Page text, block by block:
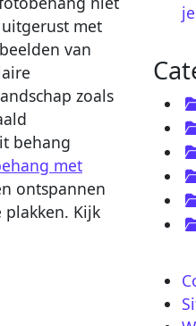
met
van
zoals
behang
met
ontspannen
Kijk